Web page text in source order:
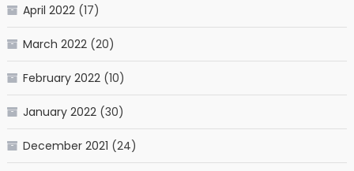
April 2022(17)
March 2022(20)
February 2022(10)
January 2022(30)
December 2021 (24)